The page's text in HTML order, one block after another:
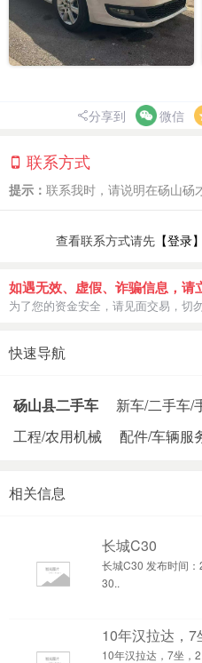
分享到 微信
联系方式
提示： 联系我时，请说明在砀山砀
查看联系方式请先 【登录】
如遇无效、虚假、诈骗信息，请
为了您的资金安全，请见面交易，切
快速导航
砀山县二手车 新车/二手车/
工程/农用机械
配件/车辆服
相关信息
长城C30
长城C30 发布时间
30..
10年汉拉达，7
10年汉拉达，7坐，